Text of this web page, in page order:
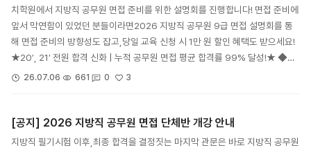
치학원에서 지방직 공무원 면접 준비를 위한 설명회를 진행합니다! 면접 준비에
앞서 막연함이 있었던 분들이라면2026 지방직 공무원 9급 면접 설명회를 통
해 면접 준비의 방향성도 잡고,당일 교육 신청 시 1만 원 할인 혜택도 받으세요!
★20′, 21′ 전원 합격 신화 | 누적 공무원 면접 평균 합격률 99% 달성!★ ◆…
26.07.06 661 0 3
[공지] 2026 지방직 공무원 면접 단체반 개강 안내
지방직 필기시험 이후,최종 합격을 결정짓는 마지막 관문은 바로 지방직 공무원